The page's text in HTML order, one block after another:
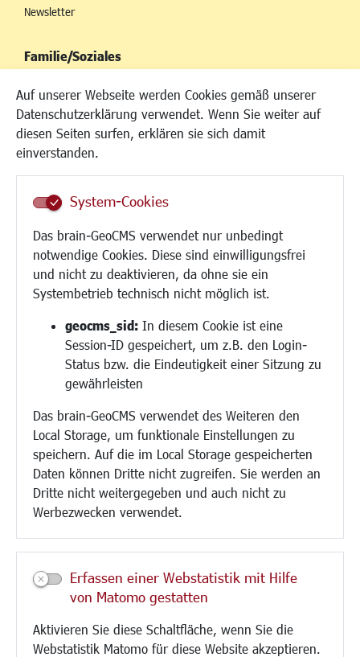
Auf unserer Webseite werden Cookies gemäß unserer
Datenschutzerklärung verwendet. Wenn Sie weiter auf
diesen Seiten surfen, erklären sie sich damit
einverstanden.
System-Cookies
Das brain-GeoCMS verwendet nur unbedingt
notwendige Cookies. Diese sind einwilligungsfrei
und nicht zu deaktivieren, da ohne sie ein
Systembetrieb technisch nicht möglich ist.
geocms_sid: In diesem Cookie ist eine
Session-ID gespeichert, um z.B. den Login-
Status bzw. die Eindeutigkeit einer Sitzung zu
gewährleisten
Das brain-GeoCMS verwendet des Weiteren den
Local Storage, um funktionale Einstellungen zu
speichern. Auf die im Local Storage gespeicherten
Daten können Dritte nicht zugreifen. Sie werden an
Dritte nicht weitergegeben und auch nicht zu
Werbezwecken verwendet.
Erfassen einer Webstatistik mit Hilfe
von Matomo gestatten
Aktivieren Sie diese Schaltfläche, wenn Sie die
Webstatistik Matomo für diese Website akzeptieren.
Newsletter
Familie/Soziales
Kinderbetreuung
Kinder und Jugend
Institutionen für Familien
Frauen
Schule
Demokratie leben
Ukrainehilfe
Hilfe für Geflüchtete
Religion
Bauen/Umwelt/Mobilität
Bebauungsplanung
Verkehr/Mobilität
Glasfaserausbau
Aktuelle Baustellen
Paddelteich
CINDY S
Kultur/Freizeit/Tourismus
Veranstaltungen
Neue Stadthalle Langen
Bäder
Musikschule